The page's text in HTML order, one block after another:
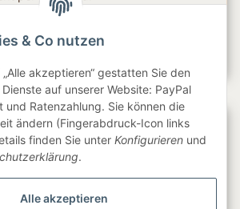
& Co nutzen
akzeptieren“ gestatten Sie den
auf unserer Website: PayPal
und Ratenzahlung. Sie können die
ändern (Fingerabdruck-Icon links
finden Sie unter Konfigurieren und
.
Alle akzeptieren